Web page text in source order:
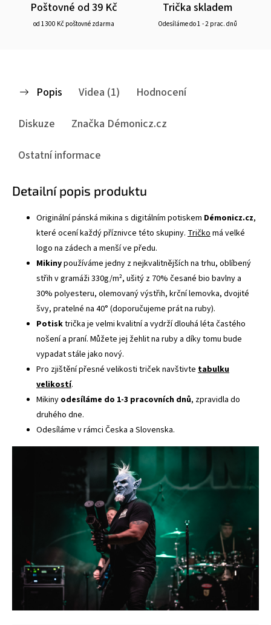
Poštovné od 39 Kč
od 1300 Kč poštovné zdarma
Trička skladem
Odesíláme do 1 - 2 prac. dnů
Popis Videa (1)
Hodnocení
Diskuze
Značka Démonicz.cz
Ostatní informace
Detailní popis produktu
Originální pánská mikina s digitálním potiskem Démonicz.cz,
které ocení každý příznivce této skupiny. Tričko má velké
logo na zádech a menší ve předu.
Mikinypoužíváme jedny z nejkvalitnějších na trhu, oblíbený
střih v gramáži 330g/m², ušitý z 70% česané bio bavlny a
30% polyesteru, olemovaný výstřih, krční lemovka, dvojité
švy, pratelné na 40° (doporučujeme prát na ruby).
Potisktrička je velmi kvalitní a vydrží dlouhá léta častého
nošení a praní. Můžete jej žehlit na ruby a díky tomu bude
vypadat stále jako nový.
Pro zjištění přesné velikosti triček navštivte tabulku
velikostí.
Mikiny odesíláme do 1-3 pracovních dnů, zpravidla do
druhého dne.
Odesíláme v rámci Česka a Slovenska.